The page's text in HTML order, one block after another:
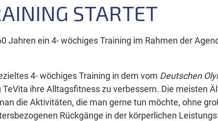
STARTET
Jahren ein 4- wöchiges Training im Rahmen der
4- wöchiges Training in dem vom Deutschen
ihre Alltagsfitness zu verbessern. Die meisten
die Aktivitäten, die man gerne tun möchte, ohne
Rückgänge in der körperlichen